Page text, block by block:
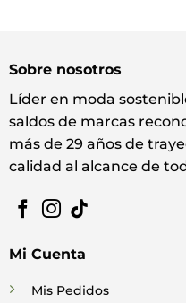
Sobre nosotros
Líder en moda
saldos de marcas
más de 29 años de
calidad al alcance de
Mi Cuenta
Mis Pedidos